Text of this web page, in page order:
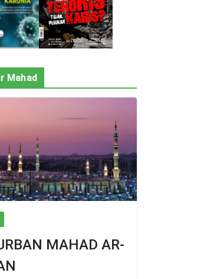
Mahad
MAHAD AR-